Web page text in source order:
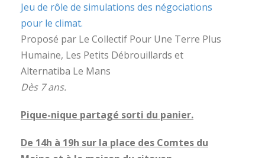
Jeu de rôle de simulations des négociations
pour le climat.
Proposé par Le Collectif Pour Une Terre Plus
Humaine, Les Petits Débrouillards et
Alternatiba Le Mans
Dès 7 ans.
Pique-nique partagé sorti du panier.
De 14h à 19h sur la place des Comtes du